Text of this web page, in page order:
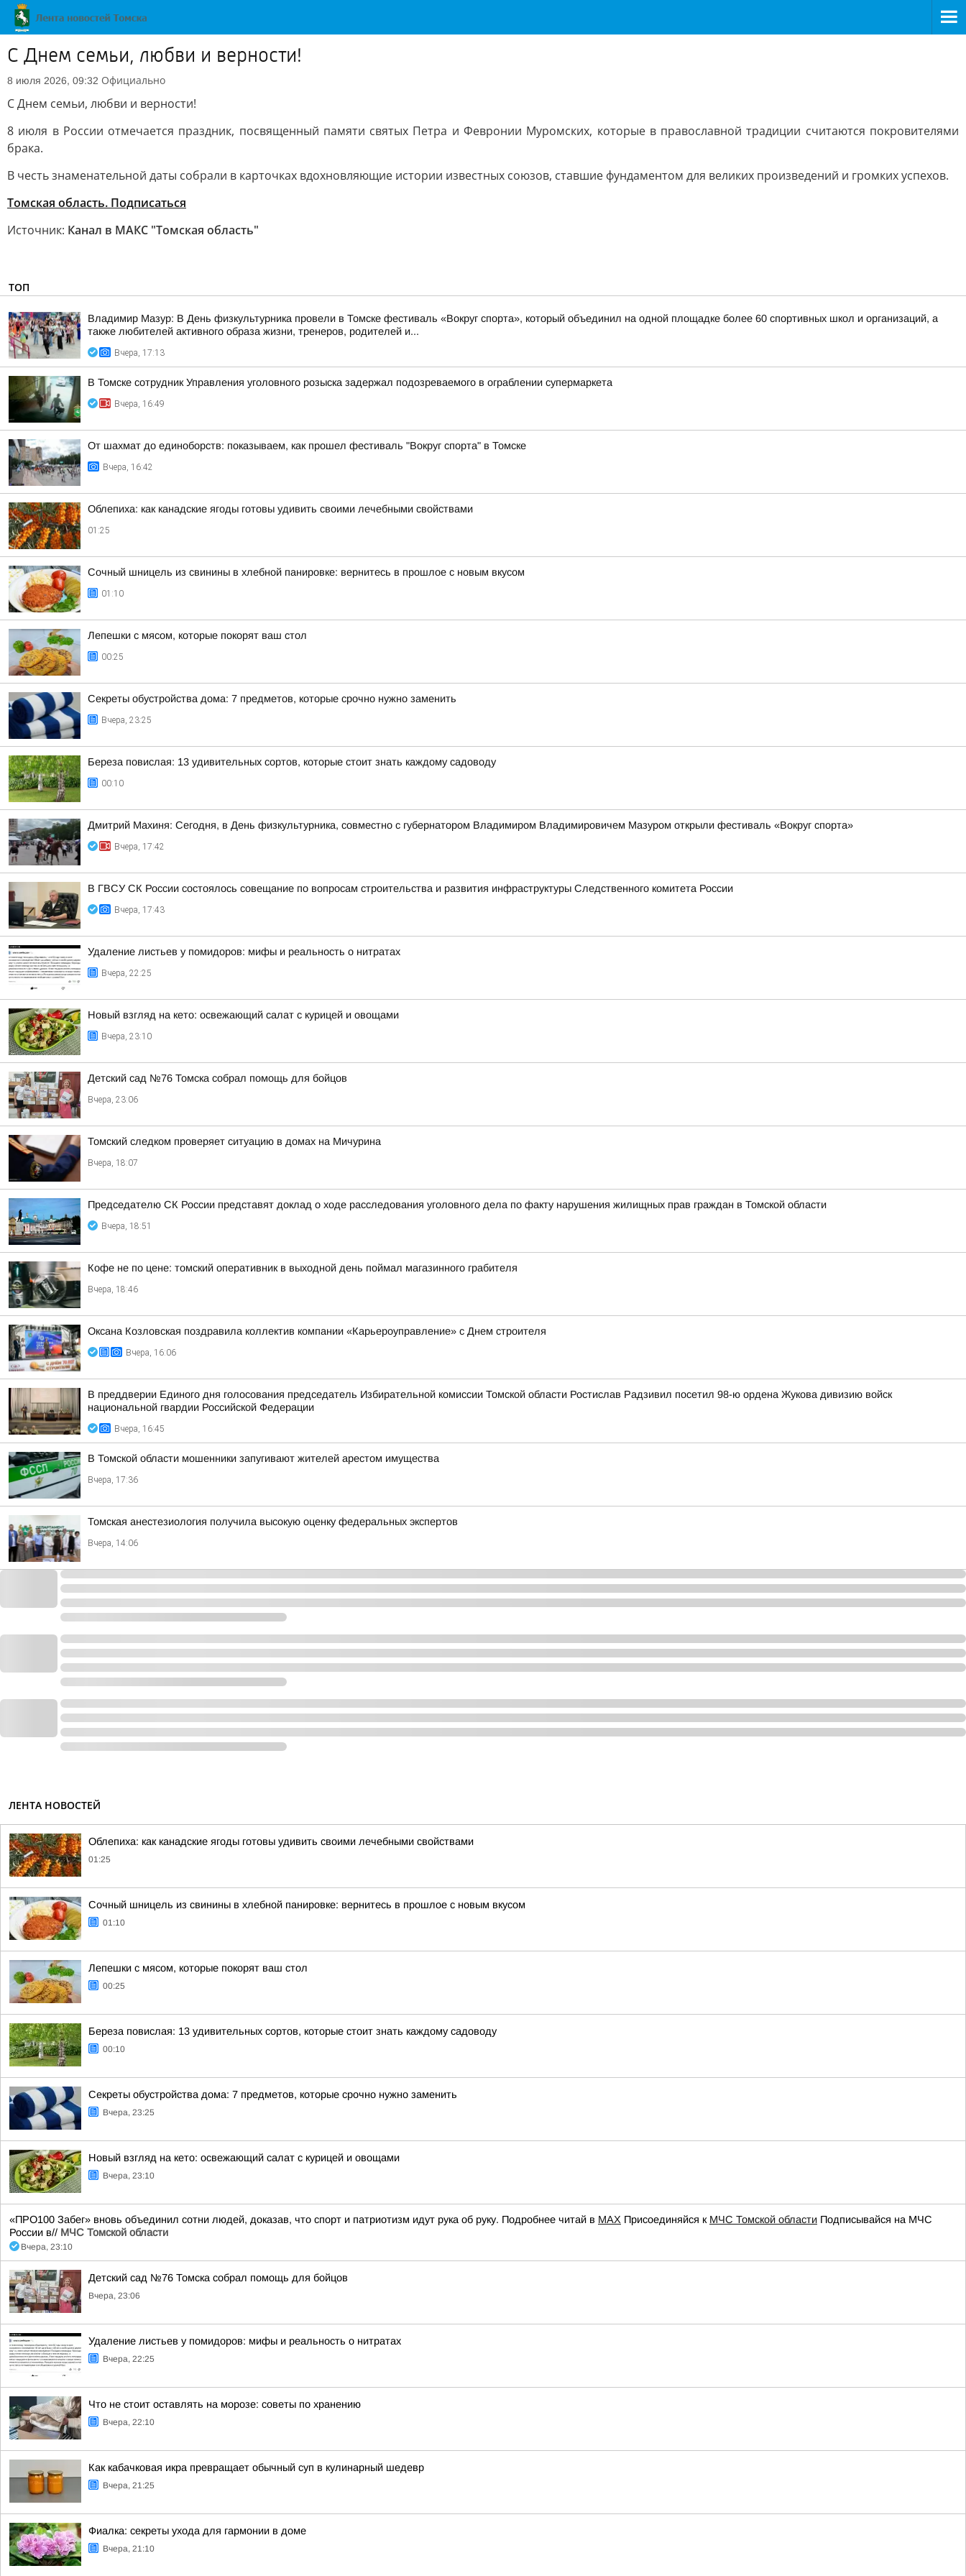
С Днем семьи, любви и верности!
8 июля 2026, 09:32 Официально
С Днем семьи, любви и верности!
8 июля в России отмечается праздник, посвященный памяти святых Петра и Февронии Муромских, которые в православной традиции считаются покровителями
брака.
В честь знаменательной даты собрали в карточках вдохновляющие истории известных союзов, ставшие фундаментом для великих произведений и громких успехов.
Томская область. Подписаться
Источник: Канал в МАКС "Томская область"
ТОП
Владимир Мазур: В День физкультурника провели в Томске фестиваль «Вокруг спорта», который объединил на одной площадке более 60 спортивных школ и организаций, а
также любителей активного образа жизни, тренеров, родителей и...
Вчера, 17:13
В Томске сотрудник Управления уголовного розыска задержал подозреваемого в ограблении супермаркета
Вчера, 16:49
От шахмат до единоборств: показываем, как прошел фестиваль "Вокруг спорта" в Томске
Вчера, 16:42
Облепиха: как канадские ягоды готовы удивить своими лечебными свойствами
01:25
Сочный шницель из свинины в хлебной панировке: вернитесь в прошлое с новым вкусом
01:10
Лепешки с мясом, которые покорят ваш стол
00:25
Секреты обустройства дома: 7 предметов, которые срочно нужно заменить
Вчера, 23:25
Береза повислая: 13 удивительных сортов, которые стоит знать каждому садоводу
00:10
Дмитрий Махиня: Сегодня, в День физкультурника, совместно с губернатором Владимиром Владимировичем Мазуром открыли фестиваль «Вокруг спорта»
Вчера, 17:42
В ГВСУ СК России состоялось совещание по вопросам строительства и развития инфраструктуры Следственного комитета России
Вчера, 17:43
Удаление листьев у помидоров: мифы и реальность о нитратах
Вчера, 22:25
Новый взгляд на кето: освежающий салат с курицей и овощами
Вчера, 23:10
Детский сад №76 Томска собрал помощь для бойцов
Вчера, 23:06
Томский следком проверяет ситуацию в домах на Мичурина
Вчера, 18:07
Председателю СК России представят доклад о ходе расследования уголовного дела по факту нарушения жилищных прав граждан в Томской области
Вчера, 18:51
Кофе не по цене: томский оперативник в выходной день поймал магазинного грабителя
Вчера, 18:46
Оксана Козловская поздравила коллектив компании «Карьероуправление» с Днем строителя
Вчера, 16:06
В преддверии Единого дня голосования председатель Избирательной комиссии Томской области Ростислав Радзивил посетил 98-ю ордена Жукова дивизию войск
национальной гвардии Российской Федерации
Вчера, 16:45
В Томской области мошенники запугивают жителей арестом имущества
Вчера, 17:36
Томская анестезиология получила высокую оценку федеральных экспертов
Вчера, 14:06
ЛЕНТА НОВОСТЕЙ
Облепиха: как канадские ягоды готовы удивить своими лечебными свойствами
01:25
Сочный шницель из свинины в хлебной панировке: вернитесь в прошлое с новым вкусом
01:10
Лепешки с мясом, которые покорят ваш стол
00:25
Береза повислая: 13 удивительных сортов, которые стоит знать каждому садоводу
00:10
Секреты обустройства дома: 7 предметов, которые срочно нужно заменить
Вчера, 23:25
Новый взгляд на кето: освежающий салат с курицей и овощами
Вчера, 23:10
«ПРО100 Забег» вновь объединил сотни людей, доказав, что спорт и патриотизм идут рука об руку. Подробнее читай в МАХ Присоединяйся к МЧС Томской области Подписывайся на МЧС
России в// МЧС Томской области
Вчера, 23:10
Детский сад №76 Томска собрал помощь для бойцов
Вчера, 23:06
Удаление листьев у помидоров: мифы и реальность о нитратах
Вчера, 22:25
Что не стоит оставлять на морозе: советы по хранению
Вчера, 22:10
Как кабачковая икра превращает обычный суп в кулинарный шедевр
Вчера, 21:25
Фиалка: секреты ухода для гармонии в доме
Вчера, 21:10